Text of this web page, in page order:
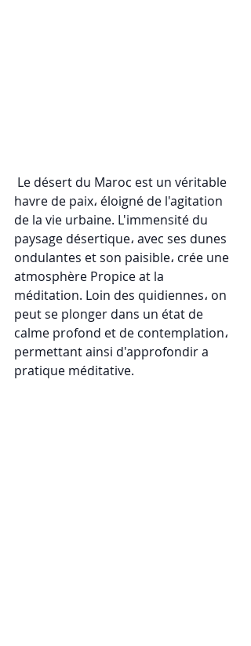
havre de paix، éloigné de l'agitation
de la vie urbaine. L'immensité du
paysage désertique، avec ses dunes
ondulantes et son paisible، crée une
atmosphère Propice at la
méditation. Loin des quidiennes، on
peut se plonger dans un état de
calme profond et de contemplation،
permettant ainsi d'approfondir a
pratique méditative.